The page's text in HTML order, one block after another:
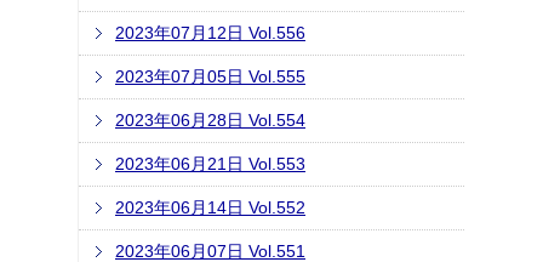
2023年07月12日 Vol.556
2023年07月05日 Vol.555
2023年06月28日 Vol.554
2023年06月21日 Vol.553
2023年06月14日 Vol.552
2023年06月07日 Vol.551